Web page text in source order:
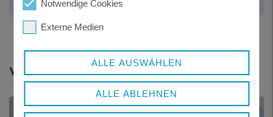
Weitere Themen
Notwendige Cookies
Externe Medien
ALLE AUSWÄHLEN
ALLE ABLEHNEN